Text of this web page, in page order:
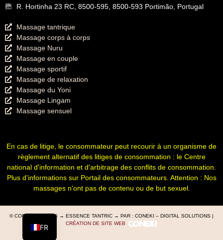
R. Hortinha 23 RC, 8500-595, 8500-593 Portimão, Portugal
Massage tantrique
Massage corps à corps
Massage Nuru
Massage en couple
Massage sportif
Massage de relaxation
Massage du Yoni
Massage Lingam
Massage sensuel
En cas de litige, le consommateur peut recourir à un organisme de
règlement alternatif des litiges de consommation : le Centre
national d'information et d'arbitrage des conflits de consommation.
Plus d'informations sur Portail des consommateurs. Attention : Nos
massages n'ont pas de contenu ou de but sexuel.
© COPYRIGHT 2025 → ESSENCE TANTRIC → PAR : CONEKI – DIGITAL SOLUTIONS |
CRÉATION DE SITE WEB
FR